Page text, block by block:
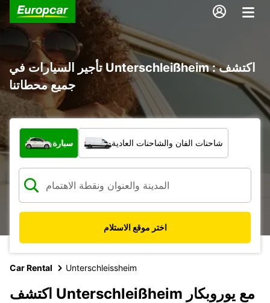
تأجير السيارات في Unterschleißheim : اكتشف
جميع محطاتنا
ما نوع المركبة؟
سيارة شاحنات الفان والشاحنات العادية
اختر موقع الاستلام
Car Rental Unterschleissheim
اكتشف Unterschleißheim مع يوروبكار